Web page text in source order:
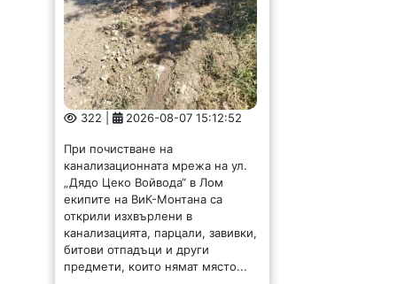
322 | 2026-08-07 15:12:52
При почистване на
канализационната мрежа на ул.
„Дядо Цеко Войвода“ в Лом
екипите на ВиК-Монтана са
открили изхвърлени в
канализацията, парцали, завивки,
битови отпадъци и други
предмети, които нямат място...